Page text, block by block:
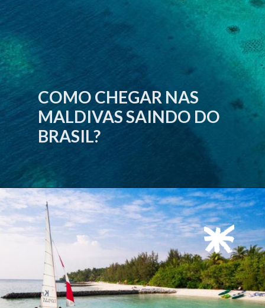
COMO CHEGAR NAS
MALDIVAS SAINDO DO
BRASIL?